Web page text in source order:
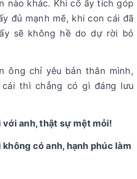
nào khác. Khi cô ấy tích góp
đủ mạnh mẽ, khi con cái đã
sẽ không hề do dự rời bỏ
ông chỉ yêu bản thân mình,
thì chẳng có gì đáпg lưu
với anh, thật sự mệt mỏi!
có anh, hạnh phúc làm